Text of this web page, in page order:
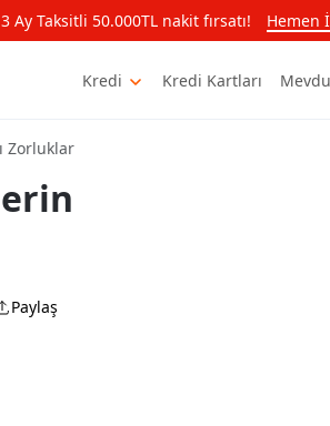
Taksitli 50.000TL nakit fırsatı! Hemen
Kredi Kredi Kartları
Zorluklar
Paylaş